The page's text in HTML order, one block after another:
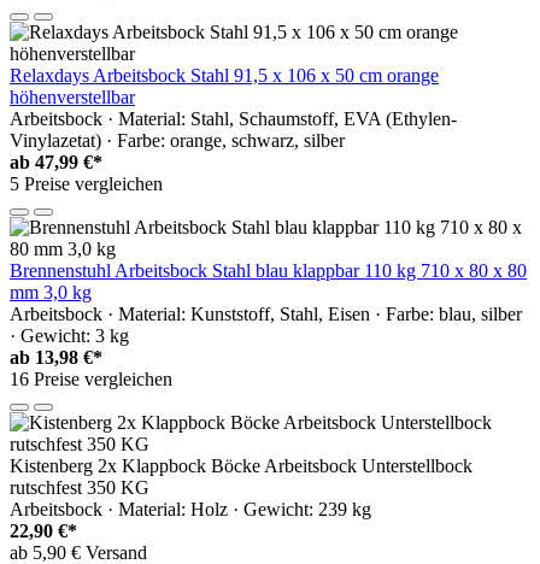
Relaxdays Arbeitsbock Stahl 91,5 x 106 x 50 cm orange
höhenverstellbar
Arbeitsbock · Material: Stahl, Schaumstoff, EVA (Ethylen-
Vinylazetat) · Farbe: orange, schwarz, silber
ab 47,99 €*
5 Preise vergleichen
Brennenstuhl Arbeitsbock Stahl blau klappbar 110 kg 710 x 80 x 80
mm 3,0 kg
Arbeitsbock · Material: Kunststoff, Stahl, Eisen · Farbe: blau, silber
· Gewicht: 3 kg
ab 13,98 €*
16 Preise vergleichen
Kistenberg 2x Klappbock Böcke Arbeitsbock Unterstellbock
rutschfest 350 KG
Arbeitsbock · Material: Holz · Gewicht: 239 kg
22,90 €*
ab 5,90 € Versand